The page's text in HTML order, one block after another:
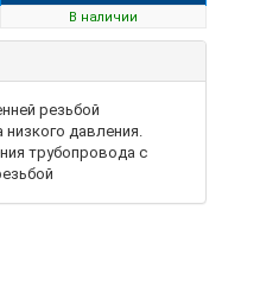
В наличии
резьбой
низкого давления.
трубопровода с